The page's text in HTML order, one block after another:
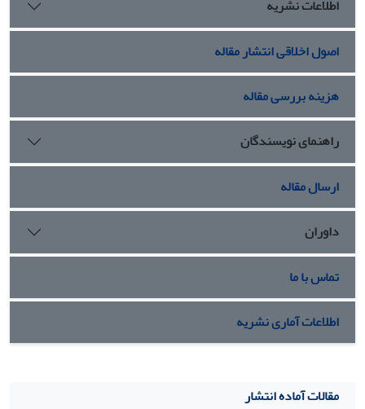
اطلاعات نشریه
اصول اخلاقی انتشار مقاله
هزینه بررسی مقاله
راهنمای نویسندگان
ارسال مقاله
داوران
تماس با ما
اطلاعات آماری نشریه
مقالات آماده انتشار